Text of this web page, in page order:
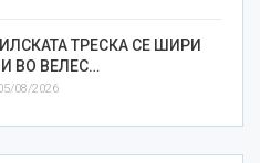
ТРЕСКА СЕ ШИРИ
ВО ВЕЛЕС…
08/2026